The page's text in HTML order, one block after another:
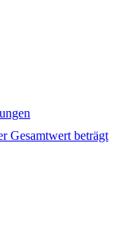
Gesamtwert beträgt